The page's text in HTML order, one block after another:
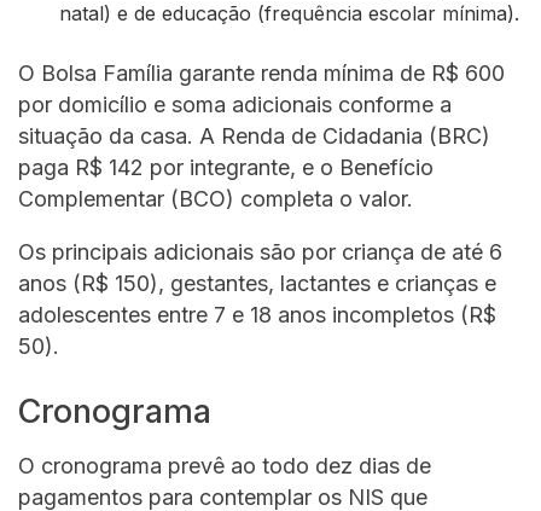
natal) e de educação (frequência escolar mínima).
O Bolsa Família garante renda mínima de R$ 600
por domicílio e soma adicionais conforme a
situação da casa. A Renda de Cidadania (BRC)
paga R$ 142 por integrante, e o Benefício
Complementar (BCO) completa o valor.
Os principais adicionais são por criança de até 6
anos (R$ 150), gestantes, lactantes e crianças e
adolescentes entre 7 e 18 anos incompletos (R$
50).
Cronograma
O cronograma prevê ao todo dez dias de
pagamentos para contemplar os NIS que